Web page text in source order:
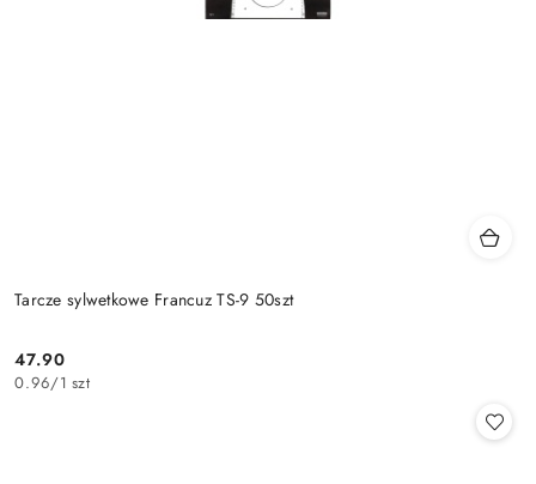
Tarcze sylwetkowe Francuz TS-9 50szt
Cena:
47.90
0.96/1 szt